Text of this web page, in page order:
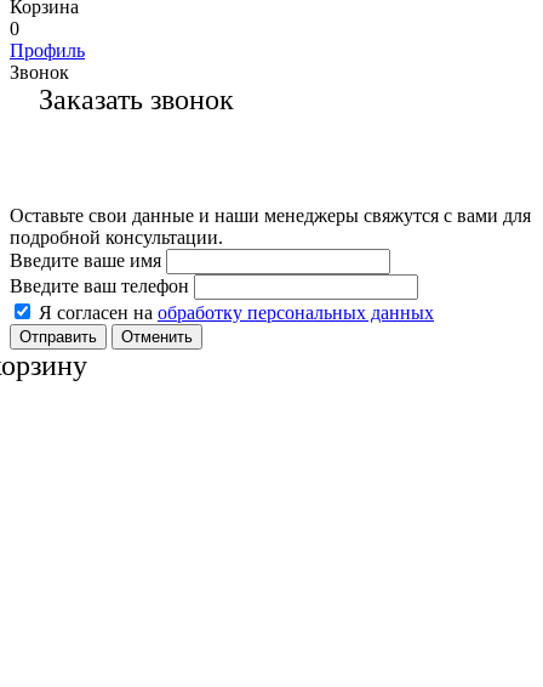
Корзина
0
Профиль
Звонок
Заказать звонок
Оставьте свои данные и наши менеджеры свяжутся с вами для
подробной консультации.
Введите ваше имя
Введите ваш телефон
Я согласен на обработку персональных данных
Отменить